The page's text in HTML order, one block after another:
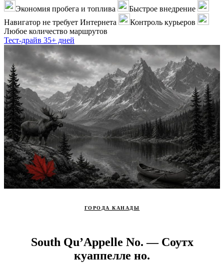
Экономия пробега и топлива
Быстрое внедрение
Навигатор не требует Интернета
Контроль курьеров
Любое количество маршрутов
Тест-драйв 35+ дней
ГОРОДА КАНАДЫ
South Qu’Appelle No. — Соутх
куаппелле но.